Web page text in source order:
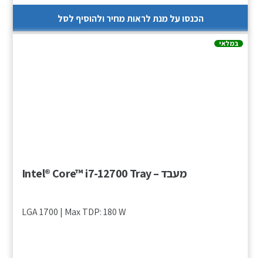
הכנסו על מנת לראות מחיר ולהוסיף לסל
במלאי
מעבד – Intel® Core™ i7-12700 Tray
LGA 1700 | Max TDP: 180 W